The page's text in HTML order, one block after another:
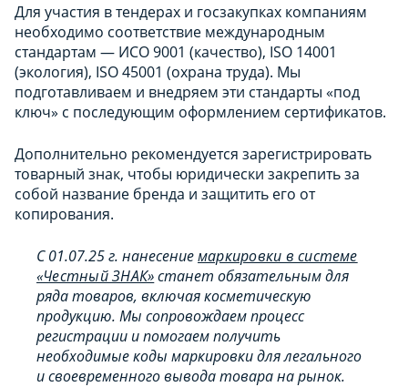
Для участия в тендерах и госзакупках компаниям
необходимо соответствие международным
стандартам — ИСО 9001 (качество), ISO 14001
(экология), ISO 45001 (охрана труда). Мы
подготавливаем и внедряем эти стандарты «под
ключ» с последующим оформлением сертификатов.
Дополнительно рекомендуется зарегистрировать
товарный знак, чтобы юридически закрепить за
собой название бренда и защитить его от
копирования.
С 01.07.25 г. нанесениемаркировки в системе
«Честный ЗНАК»станет обязательным для
ряда товаров, включая косметическую
продукцию. Мы сопровождаем процесс
регистрации и помогаем получить
необходимые коды маркировки для легального
и своевременного вывода товара на рынок.